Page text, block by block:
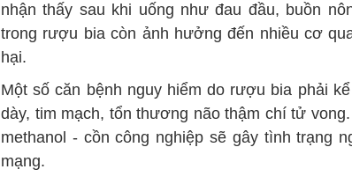
nhận thấy sau khi uống như đau đầu, buồn
trong rượu bia còn ảnh hưởng đến nhiều cơ
hại.
Một số căn bệnh nguy hiểm do rượu bia phải
dày, tim mạch, tổn thương não thậm chí tử
methanol - cồn công nghiệp sẽ gây tình trạng
mạng.